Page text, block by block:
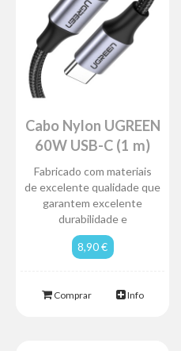
Cabo Nylon UGREEN
60W USB-C (1 m)
Fabricado com materiais
de excelente qualidade que
garantem excelente
durabilidade e
8,90 €
Comprar Info